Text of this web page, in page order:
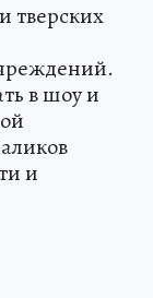
тверских
в шоу и
и